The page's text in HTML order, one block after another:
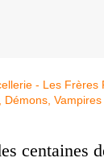
centaines